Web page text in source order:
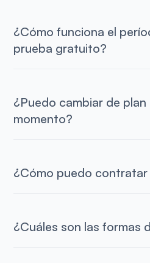
¿Cómo funciona el
prueba gratuito?
¿Puedo cambiar de
momento?
¿Cómo puedo contratar
¿Cuáles son las formas